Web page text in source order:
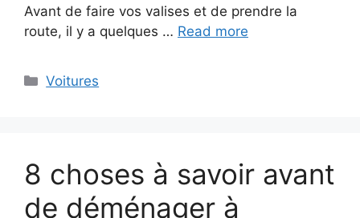
Avant de faire vos valises et de prendre la
route, il y a quelques … Read more
Categories
Voitures
8 choses à savoir avant
de déménager à